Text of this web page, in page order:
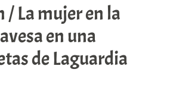
La mujer en la
en una
de Laguardia